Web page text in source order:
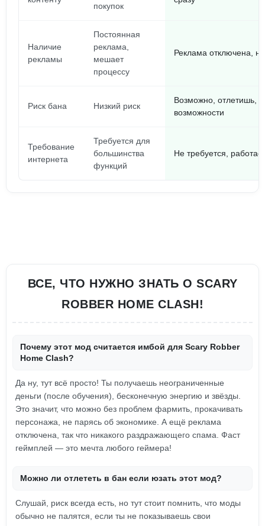
покупок
Наличие
рекламы
Постоянная
реклама,
мешает
процессу
Реклама отключена,
Риск бана Низкий риск
Возможно, отлетишь,
возможности
Требование
интернета
Требуется для
большинства
функций
Не требуется,
ВСЕ, ЧТО НУЖНО ЗНАТЬ О SCARY
ROBBER HOME CLASH!
Почему этот мод считается имбой для Scary Robber
Home Clash?
Да ну, тут всё просто! Ты получаешь неограниченные
деньги (после обучения), бесконечную энергию и звёзды.
Это значит, что можно без проблем фармить, прокачивать
персонажа, не парясь об экономике. А ещё реклама
отключена, так что никакого раздражающего спама. Фаст
геймплей — это мечта любого геймера!
Можно ли отлететь в бан если юзать этот мод?
Слушай, риск всегда есть, но тут стоит помнить, что моды
обычно не палятся, если ты не показываешь свои